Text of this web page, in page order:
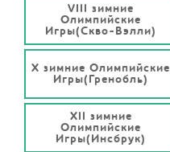
VIII зимние
Олимпийские
Игры(Скво-Вэлли)
X зимние Олимпийские
Игры(Гренобль)
XII зимние
Олимпийские
Игры(Инсбрук)